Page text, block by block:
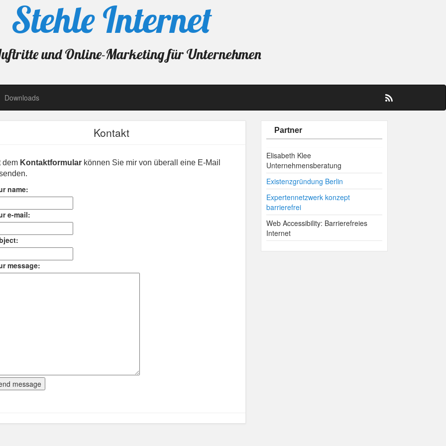
Stehle Internet
und Online-Marketing für Unternehmen
Downloads
Kontakt
dem Kontaktformular können Sie mir von überall eine E-Mail
name:
e-mail:
message:
Partner
Elisabeth Klee
Unternehmensberatung
Existenzgründung Berlin
Expertennetzwerk konzept
barrierefrei
Web Accessibility: Barrierefreies
Internet